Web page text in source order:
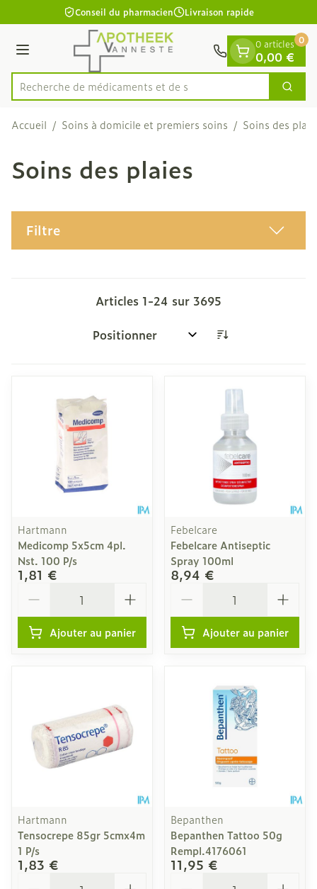
Aller au contenu
1 de 1
Conseil du pharmacien Livraison rapide
Menu
Rechercher
Recherche d
0 articles
0,00 €
0
Accueil / Soins à domicile et premiers soins / Soins des
Soins des plaies
Filtre
Articles 1-24 sur 3695
Trier par:
Hartmann
Medicomp 5x5cm 4pl.
Nst. 100 P/s
1,81 €
Ajouter au panier
Febelcare
Febelcare Antiseptic
Spray 100ml
8,94 €
Ajouter au panier
Hartmann
Tensocrepe 85gr 5cmx4m
1 P/s
1,83 €
Bepanthen
Bepanthen Tattoo 50g
Rempl.4176061
11,95 €